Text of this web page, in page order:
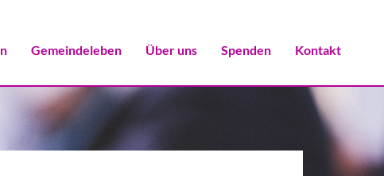
Gemeindeleben Über uns Spenden Kontakt